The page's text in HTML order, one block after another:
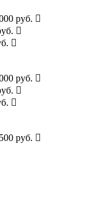
руб.
руб.
руб.